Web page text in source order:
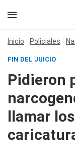
Inicio Policiales
FIN DEL JUICIO
Pidieron
llamar